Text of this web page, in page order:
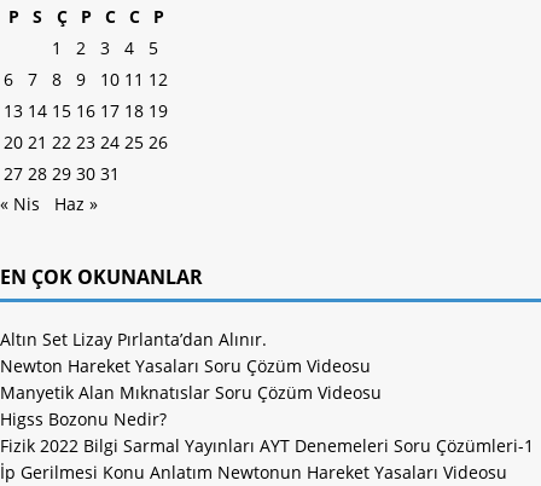
P
S Ç P C C
P
1
2 3 4
5
6
7 8 9 10 11 12
13 14 15 16 17 18 19
20 21 22 23 24 25 26
27 28 29 30 31
« Nis
Haz »
EN ÇOK OKUNANLAR
Altın Set Lizay Pırlanta’dan Alınır.
Newton Hareket Yasaları Soru Çözüm Videosu
Manyetik Alan Mıknatıslar Soru Çözüm Videosu
Higss Bozonu Nedir?
Fizik 2022 Bilgi Sarmal Yayınları AYT Denemeleri Soru Çözümleri-1
İp Gerilmesi Konu Anlatım Newtonun Hareket Yasaları Videosu